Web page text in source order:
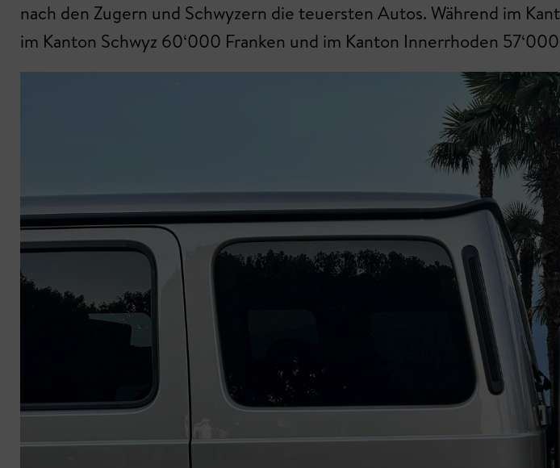
nach den Zugern und Schwyzern die teuersten Autos. Während im
im Kanton Schwyz 60‘000 Franken und im Kanton Innerrhoden